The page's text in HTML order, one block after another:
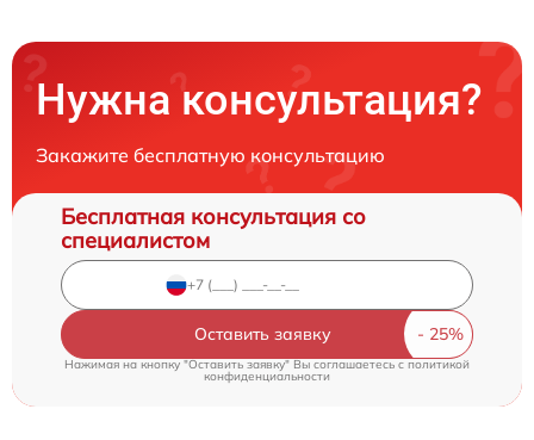
Нужна консультация?
Закажите бесплатную консультацию
Бесплатная консультация со
специалистом
Оставить заявку
Нажимая на кнопку "Оставить заявку" Вы соглашаетесь cполитикой
конфиденциальности